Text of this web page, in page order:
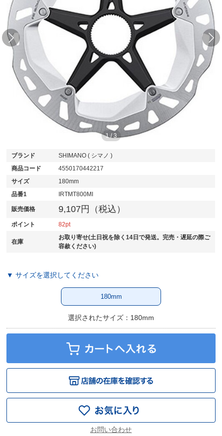
1/3
ブランド
SHIMANO ( シマノ )
商品コード
4550170442217
サイズ
180mm
品番1
IRTMT800MI
販売価格 9,107円（税込）
ポイント 82
在庫
お取り寄せ(土日祝を除く14日で発送。完売・遅延の際ご
容赦ください)
▼ サイズを選択してください
180mm
選択されたサイズ：180mm